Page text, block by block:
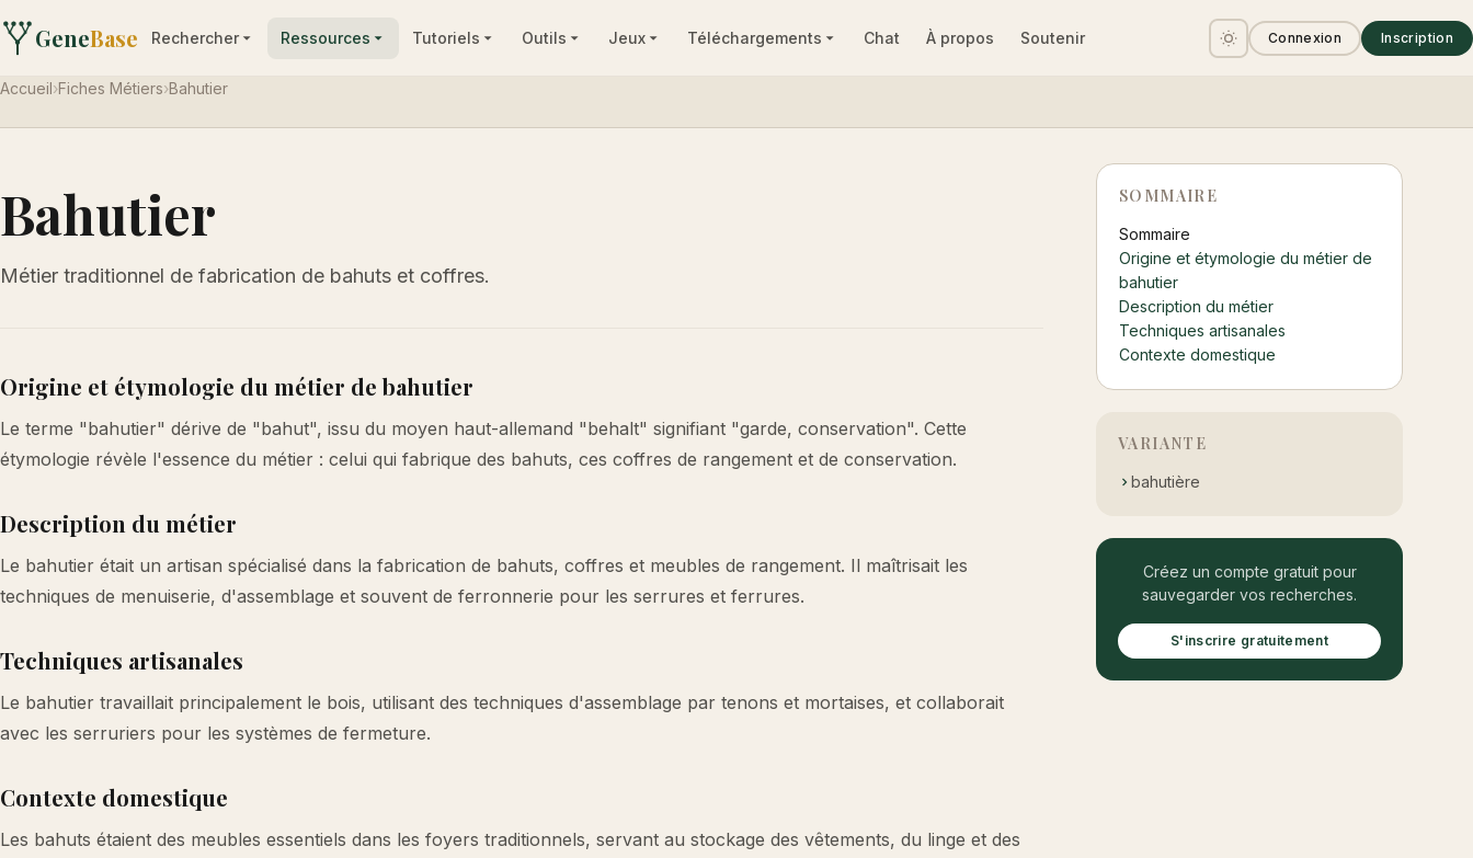
GeneBase Rechercher Ressources Tutoriels Outils Jeux Téléchargements Chat À propos Soutenir Connexion Inscription
Accueil›Fiches Métiers›Bahutier
Bahutier
Métier traditionnel de fabrication de bahuts et coffres.
Origine et étymologie du métier de bahutier
Le terme "bahutier" dérive de "bahut", issu du moyen haut-allemand "behalt" signifiant "garde, conservation". Cette
étymologie révèle l'essence du métier : celui qui fabrique des bahuts, ces coffres de rangement et de conservation.
Description du métier
Le bahutier était un artisan spécialisé dans la fabrication de bahuts, coffres et meubles de rangement. Il maîtrisait les
techniques de menuiserie, d'assemblage et souvent de ferronnerie pour les serrures et ferrures.
Techniques artisanales
Le bahutier travaillait principalement le bois, utilisant des techniques d'assemblage par tenons et mortaises, et collaborait
avec les serruriers pour les systèmes de fermeture.
Contexte domestique
Les bahuts étaient des meubles essentiels dans les foyers traditionnels, servant au stockage des vêtements, du linge et des
SOMMAIRE
Sommaire
Origine et étymologie du métier de
bahutier
Description du métier
Techniques artisanales
Contexte domestique
VARIANTE
bahutière
Créez un compte gratuit pour
sauvegarder vos recherches.
S'inscrire gratuitement